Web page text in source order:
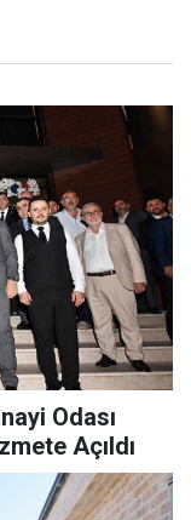
Odası
Açıldı